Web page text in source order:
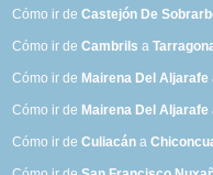
Cómo ir deCastejón De
Cómo ir deCambrils a
Cómo ir de Mairena Del Aljarafe
Cómo ir de Mairena Del Aljarafe
Cómo ir deCuliacán a